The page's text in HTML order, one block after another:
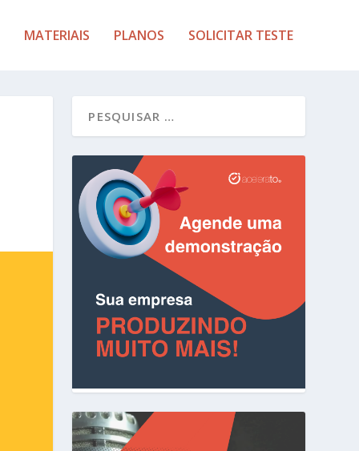
MATERIAIS PLANOS SOLICITAR TESTE